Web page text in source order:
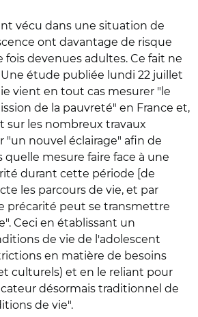
vécu dans une situation de
ont davantage de risque
devenues adultes. Ce fait ne
étude publiée lundi 22 juillet
vient en tout cas mesurer "le
de la pauvreté" en France et,
sur les nombreux travaux
"un nouvel éclairage" afin de
quelle mesure faire face à une
durant cette période [de
les parcours de vie, et par
précarité peut se transmettre
". Ceci en établissant un
de vie de l'adolescent
en matière de besoins
culturels) et en le reliant pour
désormais traditionnel de
de vie".